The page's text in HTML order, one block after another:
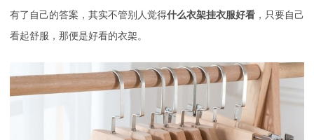
有了自己的答案，其实不管别人觉得什么衣架挂衣服好看 ，只要自己
看起舒服，那便是好看的衣架。